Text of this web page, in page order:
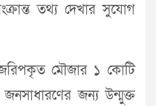
তথ্য দেখার সুযোগ
জরিপকৃত মৌজার ১ কোটি
জন্য উন্মুক্ত